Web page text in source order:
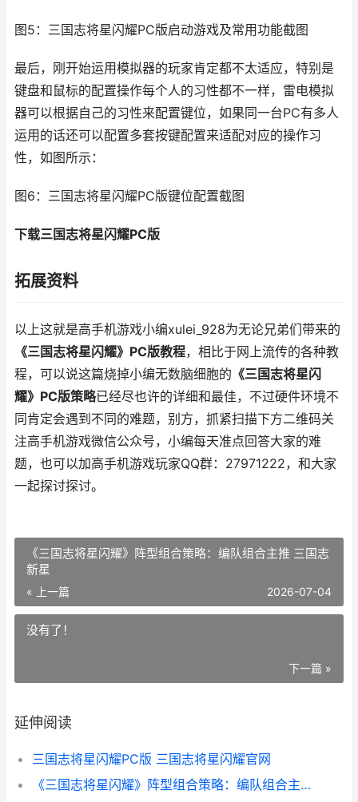
图5：三国志将星闪耀PC版启动游戏及常用功能截图
最后，刚开始运用模拟器的玩家肯定都不太适应，特别是
键盘和鼠标的配置操作每个人的习性都不一样，雷电模拟
器可以根据自己的习性来配置键位，如果同一台PC有多人
运用的话还可以配置多套按键配置来适配对应的操作习
性，如图所示：
图6：三国志将星闪耀PC版键位配置截图
下载三国志将星闪耀PC版
拓展资料
以上这就是高手机游戏小编xulei_928为无论兄弟们带来的
《三国志将星闪耀》PC版教程，相比于网上流传的各种教
程，可以说这篇烧掉小编无数脑细胞的 《三国志将星闪
耀》PC版策略已经尽也许的详细和最佳，不过硬件环境不
同肯定会遇到不同的难题，别方，抓紧扫描下方二维码关
注高手机游戏微信公众号，小编每天准点回答大家的难
题，也可以加高手机游戏玩家QQ群：27971222，和大家
一起探讨探讨。
《三国志将星闪耀》阵型组合策略：编队组合主推 三国志
新星
« 上一篇 2026-07-04
没有了！
下一篇 »
延伸阅读
三国志将星闪耀PC版 三国志将星闪耀官网
《三国志将星闪耀》阵型组合策略：编队组合主推 三国志 新星